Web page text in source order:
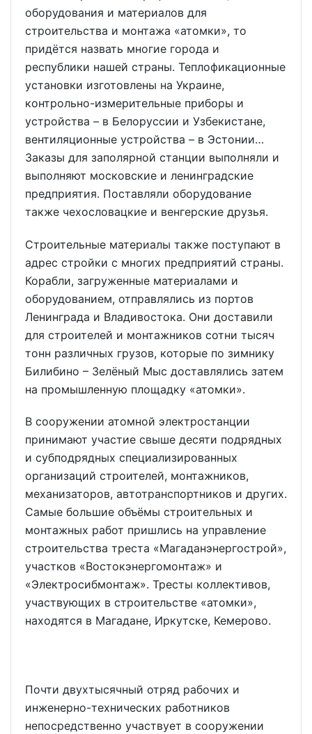
оборудования и материалов для
строительства и монтажа «атомки», то
придётся назвать многие города и
республики нашей страны. Теплофикационные
установки изготовлены на Украине,
контрольно-измерительные приборы и
устройства – в Белоруссии и Узбекистане,
вентиляционные устройства – в Эстонии…
Заказы для заполярной станции выполняли и
выполняют московские и ленинградские
предприятия. Поставляли оборудование
также чехословацкие и венгерские друзья.
Строительные материалы также поступают в
адрес стройки с многих предприятий страны.
Корабли, загруженные материалами и
оборудованием, отправлялись из портов
Ленинграда и Владивостока. Они доставили
для строителей и монтажников сотни тысяч
тонн различных грузов, которые по зимнику
Билибино – Зелёный Мыс доставлялись затем
на промышленную площадку «атомки».
В сооружении атомной электростанции
принимают участие свыше десяти подрядных
и субподрядных специализированных
организаций строителей, монтажников,
механизаторов, автотранспортников и других.
Самые большие объёмы строительных и
монтажных работ пришлись на управление
строительства треста «Магаданэнергострой»,
участков «Востокэнергомонтаж» и
«Электросибмонтаж». Тресты коллективов,
участвующих в строительстве «атомки»,
находятся в Магадане, Иркутске, Кемерово.
Почти двухтысячный отряд рабочих и
инженерно-технических работников
непосредственно участвует в сооружении